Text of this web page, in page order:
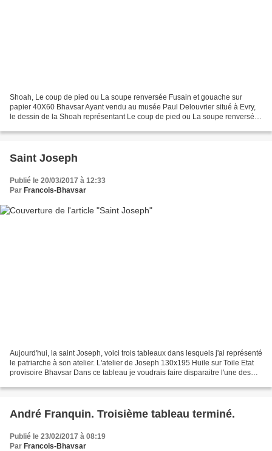
Shoah, Le coup de pied ou La soupe renversée Fusain et gouache sur
papier 40X60 Bhavsar Ayant vendu au musée Paul Delouvrier situé à Evry,
le dessin de la Shoah représentant Le coup de pied ou La soupe renversée,
Saint Joseph
Publié le 20/03/2017 à 12:33
Par Francois-Bhavsar
Aujourd'hui, la saint Joseph, voici trois tableaux dans lesquels j'ai représenté
le patriarche à son atelier. L'atelier de Joseph 130x195 Huile sur Toile Etat
provisoire Bhavsar Dans ce tableau je voudrais faire disparaitre l'une des
André Franquin. Troisième tableau terminé.
Publié le 23/02/2017 à 08:19
Par Francois-Bhavsar